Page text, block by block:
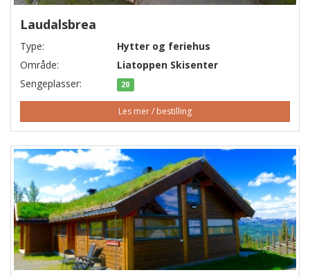
Laudalsbrea
Type:
Hytter og feriehus
Område:
Liatoppen Skisenter
Sengeplasser:
20
Les mer / bestilling